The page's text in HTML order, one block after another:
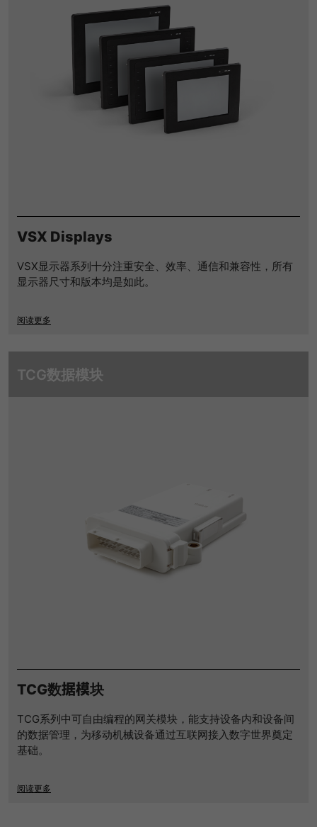
VSX Displays
VSX显示器系列十分注重安全、效率、通信和兼容性，所有
显示器尺寸和版本均是如此。
阅读更多
TCG数据模块
TCG数据模块
TCG系列中可自由编程的网关模块，能支持设备内和设备间
的数据管理，为移动机械设备通过互联网接入数字世界奠定
基础。
阅读更多